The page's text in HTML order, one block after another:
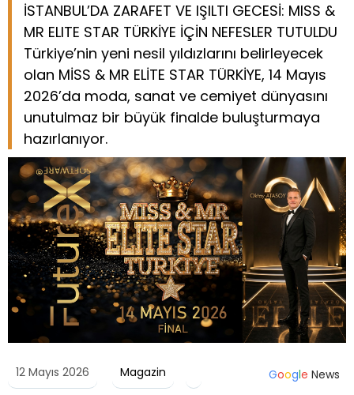
İSTANBUL’DA ZARAFET VE IŞILTI GECESİ: MISS &
MR ELITE STAR TÜRKİYE İÇİN NEFESLER TUTULDU
Türkiye’nin yeni nesil yıldızlarını belirleyecek
olan MİSS & MR ELİTE STAR TÜRKİYE, 14 Mayıs
2026’da moda, sanat ve cemiyet dünyasını
unutulmaz bir büyük finalde buluşturmaya
hazırlanıyor.
12 Mayıs 2026 Magazin Google News